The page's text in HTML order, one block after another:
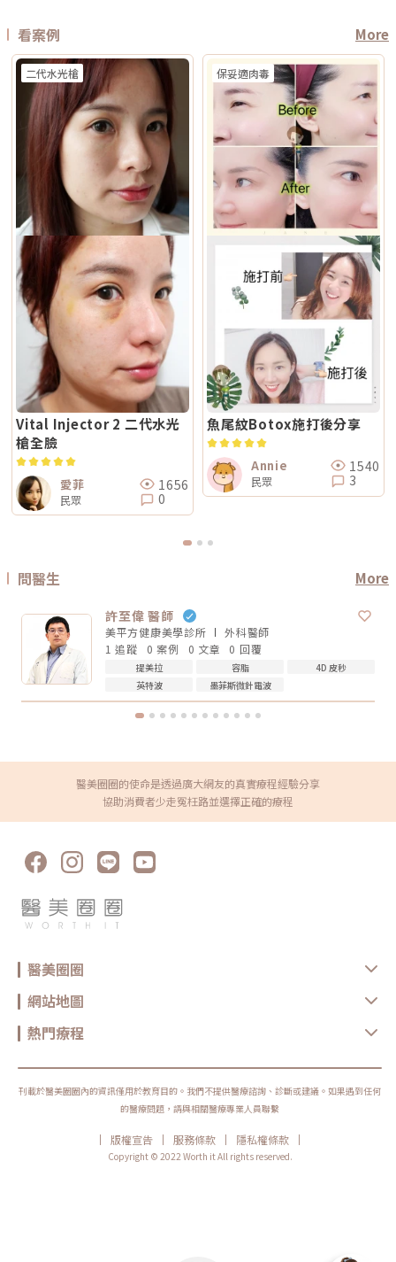
八歲者不建議未成年人接受此類治療，除非有醫療必要且經監護人與專業醫
雷射有什麼最大差別？Reepot 的能量作用以機械式震動為主，而非傳統以
熱破壞色素為核心的方式，因此對周邊組織較為溫和，修復期相對短。搭配
AI 智慧影像分析與低溫保護，可讓能量更集中在斑點本身，減少熱擴散造成
的紅腫或反黑風險。對於需要更加精準、可控的淺層色素改善者，是較新的
治療選擇。Q2：一次療程能看到效果嗎？需要做幾次比較理想？淺層曬
斑、雀斑在單次治療後多半能看到初步變化；但深層或混合型色素通常需要
多次治療，效果會以「循序淡化」的方式呈現。實際次數與間隔仍須依個人
膚況並由醫師評估調整。Q3：Reepot 是否有反黑風險？術後該注意什麼？
任何除斑型雷射都可能有反黑風險，但 Reepot 因熱傷害較低、加上冷卻系
統保護，發生率較低。術後的關鍵在於防曬和保濕，尤其治療後一週避免曝
曬、蒸氣、刺激性保養品。若依照術後指示照護，能大幅降低色素反應的機
會。Q4：敏感肌或薄皮膚適合做 Reepot 嗎？Reepot 的能量模式相對溫
和，加上冷卻保護，對敏感肌而言較為友善。但敏感肌的特性是屏障本身不
穩定，因此治療前仍需要專業檢視膚況，若正處於發炎、乾裂或紅敏期，建
議先穩定皮膚後再安排療程。Q5：做 Reepot 之後多久可以搭配其他醫美
療程？治療後皮膚需要時間恢復，因此若要搭配保濕導入、水光等溫和療
程，通常約 2～3 週即可視膚況安排；若是皮秒、飛梭、強效換膚或注射等
刺激性較高的項目，建議至少間隔 4 週再評估。適當的間隔能降低反黑與過
度刺激的風險，也讓後續療程效果更穩定。Q6：Reepot 的療程費用大約是
多少？Reepot 的價格會依照治療部位、所需的能量深度、是否搭配其他療
程以及整體規劃次數而有所差異。一般費用多落在一萬至三萬多元之間，但
實際金額仍需依個人斑點狀況與療程組合評估後才能確認。建議先安排諮
詢，由專業醫療人員確認膚況後提供最適合的治療方案與費用。Q7：
Reepot 術後的人工皮需要貼多久？Reepot 治療後會在局部覆蓋人工皮，
主要是保護剛治療的肌膚並協助屏障修復。人工皮不建議自行撕除，多數人
會在約兩週左右回診時，由醫療人員視膚況協助取下。人工皮脫落後，治療
部位的色素也會在這段期間逐漸代謝、變淡。斑點帶來的影響，往往不只是
外觀變化，更讓人感到氣色黯淡、不如以往。隨著醫美技術不斷推陳出新，
Reepot AI 時光雷射為色素治療帶來更精準、可控的方式，讓除斑不再停留
在效果難預測的時代。期望這篇文章能幫助你清楚掌握除斑方向與選擇，在
規劃療程時，也建議由專業醫師根據膚況量身評估，找到最適合、安全的改
善方式。★溫馨提醒★小編要提醒大家，醫療並非單純的商業交易，所有的
療程都伴隨著風險。因此，作為消費者應該謹慎選擇合適的醫療方案，以確
保安全與健康。
可以優先評估音波。 如果同時有鬆和垂：可以和醫師討論電音波搭配。這
也是為什麼現在很多醫師會用「複合式療程」來做規劃。不是每個人都只需
要一種療程，而是要看老化主要發生在哪一層，再決定適合電波、音波，還
是兩者搭配。電波音波可以一起打嗎？可以，但不是每個人都一定需要。電
波和音波作用原理不同，所以在醫師評估下，兩者確實可以搭配。常見做法
是用音波處理深層輪廓拉提，再用電波改善皮膚緊緻與膚質鬆弛，讓效果更
全面。不過，電音波不是「全部打越多越好」。發數、能量、施作順序、間
隔時間，都需要依照個人臉部條件設計。如果臉部脂肪偏少、皮膚偏薄、曾
做過其他療程，或是近期剛打過針劑，更要讓醫師完整評估，避免過度治
療。做電波音波前，要注意哪些事？第一，先判斷自己是哪一種老化問題在
選電波或音波前，先不要急著問「哪個比較好」，而是要先看自己的老化問
題屬於哪一種。臉部老化常見可分成四大類：組織鬆弛下垂、結構性凹陷、
皺紋形成、膚質老化。電波和音波主要處理的是「鬆弛與下垂」這一類問
題。電波偏向改善皮膚鬆弛、細紋與緊緻度；音波偏向改善輪廓下垂、嘴邊
肉與下顎線模糊。但如果是太陽穴凹陷、淚溝、臉頰凹陷這類結構性凹陷，
或是斑點、色素沉澱這類膚質問題，單靠電波或音波不一定能解決，需要搭
配其他療程評估。第二，不要只看價格，更要看療程規劃是否合理電波音波
的價格會受到儀器種類、探頭、發數、施作部位、能量設定與診所規劃影
響。價格便宜不一定不好，但如果只用價格做決定，很容易忽略真正重要的
事：這療程到底有沒有符合你的臉部狀況？同樣是音波，有人需要加強下顎
線，有人需要處理嘴邊肉；同樣是電波，有人重點在眼周細紋，有人重點在
臉頰鬆弛。規劃不同，效果自然也會不同。所以選療程時，不只要問「多少
錢」，也要問清楚：使用什麼儀器？施作哪些部位？大約發數或治療範圍怎
麼規劃？為什麼我的狀況適合這個療程？第三，確認儀器來源、探頭耗材與
施作人員電波音波屬於能量型醫美療程，安全性和儀器來源、探頭耗材、操
作經驗都有關。建議選擇前可以確認是否為合法原廠認證儀器、是否使用原
廠探頭或合規耗材，以及是否由合格專業醫療人員評估與操作。另外，醫師
的臉部解剖概念與美感判斷也很重要。因為電波音波不是「能量越強越
好」，而是要看你的皮膚厚度、脂肪量、鬆弛程度、臉型比例去調整。過度
治療不一定更漂亮，反而可能不自然或效果不如預期。第四，效果需要時
間，不要用術後當天判斷成敗電波和音波都是透過熱能刺激膠原蛋白反應，
不是做完當天就完成全部效果。部分人術後會先感覺皮膚變緊、輪廓比較
順，但真正的膠原蛋白新生與重組，通常需要數週到數月慢慢發生。所以做
完後不要急著用第一天的樣子判斷有沒有用，也不要因為短期內沒有巨大變
化就立刻否定療程。非侵入式拉提的特色通常是漸進、自然，而不是突然大
幅改變。第五，不要期待一次療程解決所有老化問題臉部老化不是只有皮膚
鬆而已，還可能包含膠原蛋白流失、脂肪位移、骨架支撐變弱、皮膚厚度改
變等不同層次的問題。電波可以改善皮膚緊緻度與膚質，音波可以幫助輪廓
拉提與深層支撐，但它們不一定能取代針劑、填充、雷射、手術或其他療
程。比較正確的觀念是：電波音波不是萬能療程，而是抗老規劃中的一部
定。電波多半是熱感、刺熱感；音波則常見深層痠脹感或一點一點的刺激
不能單純說哪一個一定比較痛。Q2：電波音波做完會有修復期嗎？多數電
波音波屬於非侵入式療程，通常不需要像手術一樣長時間修復。不過部分人
個人體質與療程設定而定。Q3：年輕人適合做電波音波嗎？如果只是想預
防初老、改善膚質鬆弛，可以先從電波或其他較溫和的保養型療程評估。若
已經有明顯輪廓下垂，也可以和醫師討論音波。但年齡不是唯一標準，皮膚
厚度、脂肪量、鬆弛程度更重要。Q4：電波音波可以取代拉皮手術嗎？不
能完全取代。電波音波適合輕度到中度鬆弛，屬於非侵入式抗老療程。如果
是非常明顯的皮膚鬆垂或組織下滑，仍可能需要評估手術或其他治療方式。
Q5：電波音波多久做一次？每個人的老化程度、儀器種類、能量設定和維
持需求不同，沒有固定答案。一般會由醫師依照膚況、年齡、預算與期待效
果規劃，不建議自己照網路頻率硬套。搞懂電波跟音波的差別，才能選對適
合自己的療程電波跟音波都是常見的非侵入式抗老療程，但它們不是誰取代
操作、療程規劃是否真的符合自身臉部條件。選對療程，不是追求最貴、最
先對！★溫馨提醒★小編要提醒大家，醫療並非單純的商業交易，所有的療
程都伴隨著風險。因此，作為消費者應該謹慎選擇合適的醫療方案，以確保
容積式加熱 療程定位 膚質、細緻、緊緻並重 輪廓、拉提、緊實為主 適合族
冷卻技術 五階七段冷卻系統 分段噴灑冷媒 探頭 雅典娜探頭：臉部 宙斯探
頭：身體 愛神探頭：眼周 紫鑽探頭：臉/四肢 碧眼探頭：眼周 藍鑽探頭：
臉/四肢 黃金探頭：身體 疼痛感 多數定位為較舒適型 但仍因人而異 感受通
常較明顯，但依能量、部位與個人耐受度不同 常見效果感受 膚質變細、臉
部較緊 光澤提升 輪廓變緊、線條感改善 適合重點 想變精緻、自然、保養型
想加強緊緻、抗老、輪廓型 原理差異：單極、雙極到底是什麼？很多人看
到「單極」、「雙極」會覺得很難懂，其實可以用生活化的方式理解。單極
電波：像是把熱能傳遞到較深、較廣的範圍，主要作用於較深層皮膚組織
（以真皮層為主），常被用於緊緻與支撐感相關需求。鳳凰電波即屬於單極
射頻應用。雙極電波：則是將能量集中在兩個電極之間，作用範圍相對較
淺，較常被用於膚質細緻、表層改善等需求。無雙電波的特色，在於將單極
與雙極兩種模式結合於同一療程設計中。根據官方資料，DENSITY 可透過
不同射頻模式，將能量分別作用於深層與淺層皮膚。因此，兩者並不是「誰
比較高級」，而是設計邏輯不同。若主要需求為輪廓拉提與緊緻，單極射頻
為主的療程通常較符合需求；若希望同時兼顧膚質細緻與輕度緊緻，複合式
電波療程則可能更具彈性。效果差異：拉提感、緊緻感、膚質感不一樣1. 拉
提感如果你的主要困擾是「臉部鬆弛」、「下顎線不清楚」或「嘴邊肉變明
顯」，鳳凰電波通常是較常被討論的選項之一。其應用多與輪廓緊緻與鬆弛
改善相關，常見於臉部、眼周與身體的緊緻與平滑需求。2. 膚質感如果你的
問題不是明顯鬆弛，而是「皮膚看起來粗」、「毛孔明顯」、「妝感不服
貼」或整體氣色較疲累，無雙電波的複合式能量設計相對較符合這類需求。
除了緊緻效果外，也常被用於膚質細緻與整體質感提升，因此常被市場定位
為入門型抗老或精緻型電波療程。3. 自然度兩者都屬於非侵入式療程，因此
通常不會像手術或填充療程一樣產生立即的結構性改變，效果多半呈現為漸
進式、自然型。常見的效果訴求差異在於：鳳凰電波多偏向輪廓線條與緊緻
感的提升；無雙電波則較偏向整體膚質細緻、緊實與光澤感的改善。哪一種
比較痛？無雙電波真的比較不痛嗎？疼痛感是很多人選療程時最在意的問
題。以療程設計來看，鳳凰電波因為以單極射頻為主，能量感通常會比較明
顯。部分人會形容為熱、刺、酸、脹，尤其在骨感較明顯或皮膚較薄的位
置，感受可能更強。無雙電波則因為設計上有SAC智能冷卻系統與RIC即時
阻抗偵測補償系統等設計，因此為舒適度較高的電波療程。但這裡要講清
楚：不痛不代表完全沒感覺，舒適也不代表每個人都一樣。疼痛感會受到很
多因素影響，包括： 個人耐痛程度 施作部位 能量設定 是否敷麻 醫師手法
皮膚厚薄與骨感程度 當天身體狀態所以比較精準的說法是：無雙電波通常
被定位為舒適度較佳；鳳凰電波能量感通常較明顯。但實際感受仍需依個人
狀況而定。常見迷思一：鳳凰電波一定比無雙電波強嗎？不一定。「強」要
看你指的是哪一種強。如果說的是深層拉提、輪廓緊緻，鳳凰電波確實是經
典代表。但如果是膚質、細緻度、毛孔與整體保養感，無雙電波可能更符合
線條、核心、柔軟度，還是想增加肌力？療程也是同樣邏輯。選擇醫美療
做完會立刻小臉嗎？很多人期待電波做完臉馬上小一圈，但這個期待需要調
整。電波拉提不是抽脂，也不是溶脂，更不是削骨。它主要是透過射頻熱能
得臉比較緊、線條比較順，但真正的膠原變化通常需要時間。Thermage 官
方也提到效果可立即出現，並隨時間改善。所以比較合理的期待是：不是
「瞬間換臉」而是「慢慢變緊、變順、變精緻」做電波前需要注意什麼？無
論選無雙電波或鳳凰電波，療程前都建議注意以下幾點： 近期是否懷孕或
哺乳 是否有心律調節器或植入式電子裝置 施作區域是否有金屬植入物 是否
有嚴重皮膚發炎、傷口或感染 近期是否做過其他醫美療程 是否有蟹足腫或
特殊體質 是否正在服用影響皮膚修復的藥物這些資訊都應在諮詢時主動告
知醫療院所，即便是非侵入式療程，也不是每個人都適合做。做完電波後怎
麼保養？電波療程後，多數人不需要長時間恢復期，但仍建議做好基礎照
護： 加強保濕 避免過度去角質 做好防曬 短期內避免高溫環境，例如三溫
鳳凰電波偏向輪廓拉提與深層緊實。選擇重點應該是你的需求，而不是單看
療程名氣。Q2：無雙電波可以取代鳳凰電波嗎？不一定。兩者能量設計與
療程定位不同，並非互相取代關係。若主要需求是膚質與輕度緊緻，無雙電
作。Q4：電波拉提可以維持多久？維持時間會因年齡、膚況、生活習慣、
保養方式、能量設定與個人體質不同而有差異。多數電波療程並非永久效
感，建議先讓肌膚休息，並加強保濕與防曬，並依醫療院所指示進行後續照
護。選對療程，比跟風更重要無雙電波與鳳凰電波各有優勢，前者偏向細緻
膚質與自然緊緻，後者則更聚焦在輪廓拉提與深層抗老。與其問「哪一個比
年齡、鬆弛程度、預算與期待值，才能做出更安全也更符合期待的選擇。同
時，也建議選擇原廠認證或合法合格的醫療院所，確認設備來源、探頭是否
為原廠正貨，以及操作人員是否具備相關經驗，這些都是影響療程安全與效
果的重要關鍵。醫美療程沒有標準答案，適合別人的療程，不一定就是最適
況、期待效果與可能限制，再做出更安心的決定。真正理想的變美，不是追
求一次到位，而是用正確的方式，讓自己一步一步變得更自然、精緻、又有
廠認證診所：https://asia-density.com/map★溫馨提醒★小編要提醒大
者應該謹慎選擇合適的醫療方案，以確保安全與健康。
https://www.instagram.com/drdeungskinclinic/張英睿皮膚專科診所地
址：新北市板橋區文化路一段118號電話：(02)-2250-6065LINE：
@xat.0000195926.1nzhttps://page.line.me/xat.0000195926.1nz?
openQrModal=true
看案例 More
二代水光槍
Vital Injector 2 二代水光
槍全臉
愛菲
民眾
1656
0
保妥適肉毒
魚尾紋Botox施打後分享
Annie
民眾
1540
3
問醫生 More
許至偉 醫師
美平方健康美學診所 外科醫師
1 追蹤
0 案例 0 文章 0 回覆
提美拉 容脂
4D 皮秒
英特波
墨菲斯微針電波
醫美圈圈的使命是透過廣大網友的真實療程經驗分享
協助消費者少走冤枉路並選擇正確的療程
醫美圈圈
網站地圖
熱門療程
刊載於醫美圈圈內的資訊僅用於教育目的。我們不提供醫療諮詢、診斷或建議。如果遇到任何
的醫療問題，請與相關醫療專業人員聯繫
| 版權宣告 | 服務條款 | 隱私權條款
|
Copyright © 2022 Worth it All rights reserved.